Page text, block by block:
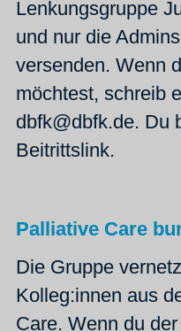
Lenkungsgruppe
und nur die
versenden. Wenn
möchtest, schreib
dbfk@dbfk.de. Du
Beitrittslink.
Palliative Care
Die Gruppe
Kolleg:innen aus
Care. Wenn du